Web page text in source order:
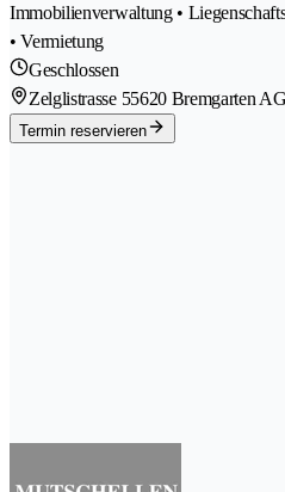
Immobilienverwaltung •
• Vermietung
Geschlossen
Zelglistrasse 55620 Bremgarten AG
Termin reservieren